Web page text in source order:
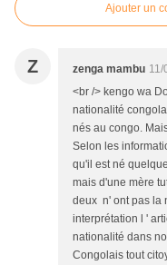
Ajouter un
Z zenga mambu 11/
<br /> kengo wa
nationalité
nés au congo.
Selon les
qu'il est né
mais d'une mère
deux n' ont pas la
interprétation l '
nationalité dans
Congolais tout